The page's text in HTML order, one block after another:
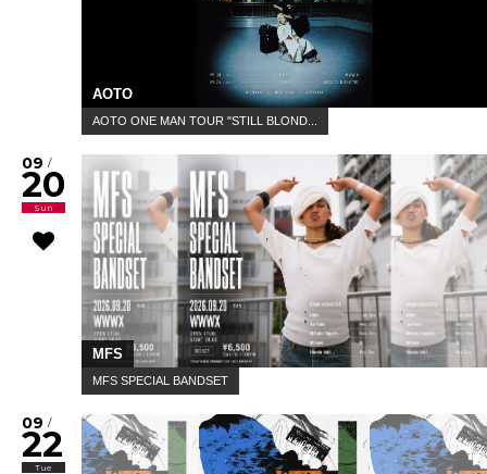
AOTO
AOTO ONE MAN TOUR "STILL BLOND...
09 /
20
Sun
MFS
MFS SPECIAL BANDSET
09 /
22
Tue